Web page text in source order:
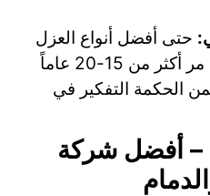
حتى أفضل أنواع العزل
لها عمر افتراضي. إذا مر أكثر من 15-20 عاماً
الحكمة التفكير في
– أفضل شركة